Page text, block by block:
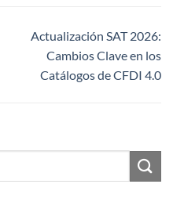
Actualización SAT 2026:
Cambios Clave en los
Catálogos de CFDI 4.0